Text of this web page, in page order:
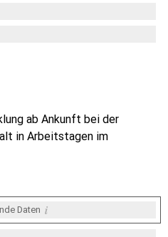
ab Ankunft bei der
in Arbeitstagen im
Daten i